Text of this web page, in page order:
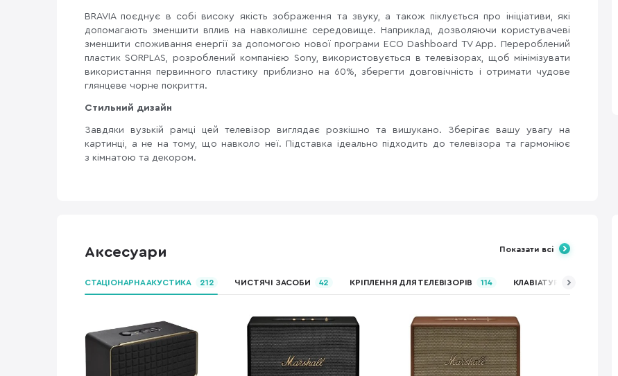
BRAVIA поєднує в собі високу якість зображення та звуку, а також піклується про ініціативи, які
допомагають зменшити вплив на навколишнє середовище. Наприклад, дозволяючи користувачеві
зменшити споживання енергії за допомогою нової програми ECO Dashboard TV App. Перероблений
пластик SORPLAS, розроблений компанією Sony, використовується в телевізорах, щоб мінімізувати
використання первинного пластику приблизно на 60%, зберегти довговічність і отримати чудове
глянцеве чорне покриття.
Стильний дизайн
Завдяки вузькій рамці цей телевізор виглядає розкішно та вишукано. Зберігає вашу увагу на
картинці, а не на тому, що навколо неї. Підставка ідеально підходить до телевізора та гармоніює
з кімнатою та декором.
Показати всі
Аксесуари
СТАЦІОНАРНА АКУСТИКА 212 ЧИСТЯЧІ ЗАСОБИ 42 КРІПЛЕННЯ ДЛЯ ТЕЛЕВІЗОРІВ 114 КЛАВІАТУРИ, КОМПЛЕКТИ